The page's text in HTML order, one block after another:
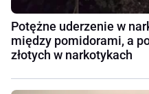
Potężne uderzenie w
między pomidorami, a
złotych w narkotykach